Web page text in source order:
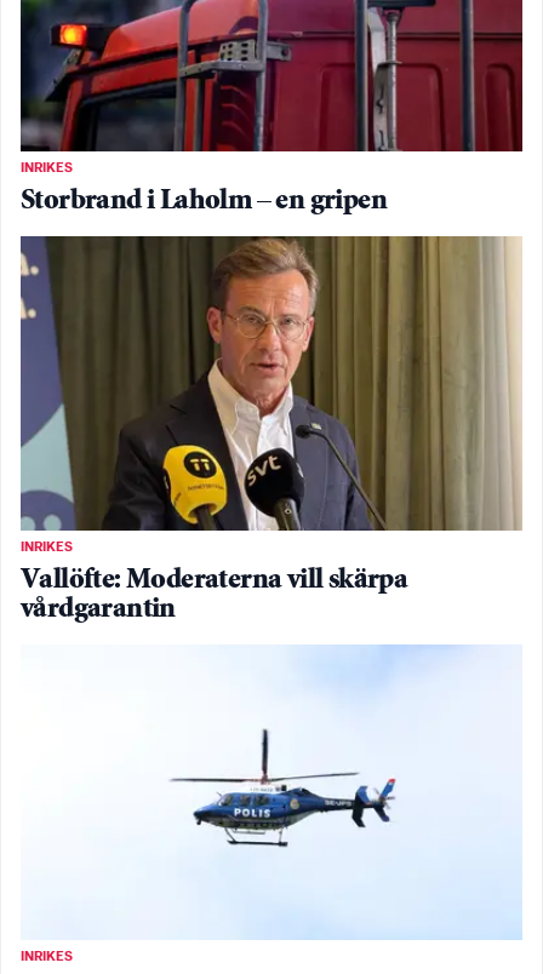
INRIKES
Storbrand i Laholm – en gripen
INRIKES
Vallöfte: Moderaterna vill skärpa
vårdgarantin
INRIKES